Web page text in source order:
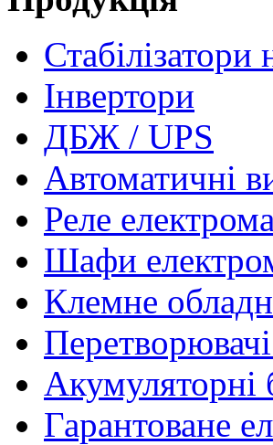
Стабілізатори
Інвертори
ДБЖ / UPS
Автоматичні
Реле
Шафи
Клемне
Акумуляторні
Гарантоване